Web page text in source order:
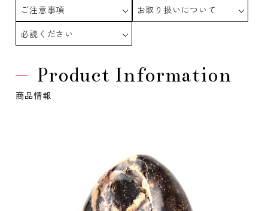
ご注意事項
お取り扱いについて
必読ください
Product Information
商品情報